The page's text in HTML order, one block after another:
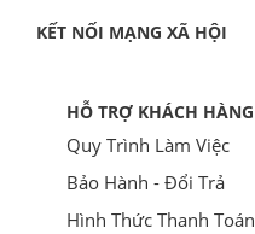
KẾT NỐI MẠNG XÃ HỘI
HỖ TRỢ KHÁCH HÀNG
Quy Trình Làm Việc
Bảo Hành - Đổi Trả
Hình Thức Thanh Toán